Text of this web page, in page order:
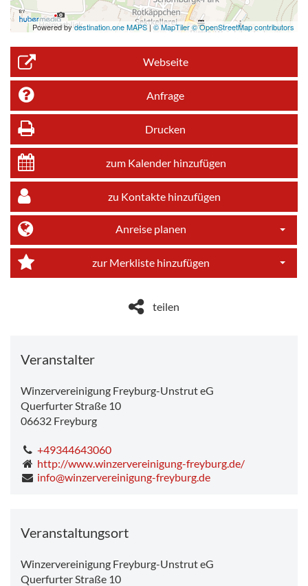
Powered bydestination.one MAPS|© MapTiler © OpenStreetMap contributors
Webseite
Anfrage
Drucken
zum Kalender hinzufügen
zu Kontakte hinzufügen
Anreise planen
zur Merkliste hinzufügen
teilen
Veranstalter
Winzervereinigung Freyburg-Unstrut eG
Querfurter Straße 10
06632 Freyburg
+49344643060
http://www.winzervereinigung-freyburg.de/
info@winzervereinigung-freyburg.de
Veranstaltungsort
Winzervereinigung Freyburg-Unstrut eG
Querfurter Straße 10